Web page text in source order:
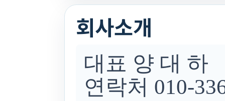
회사소개
대표 양 대 하
연락처 010-